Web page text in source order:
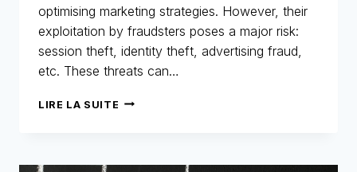
optimising marketing strategies. However, their
exploitation by fraudsters poses a major risk:
session theft, identity theft, advertising fraud,
etc. These threats can…
LIRE LA SUITE COOKIES
MARKETING…